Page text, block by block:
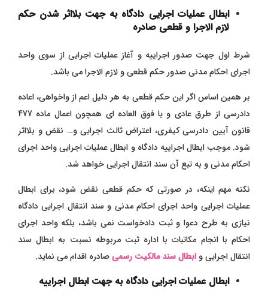
ابطال عملیات اجرایی دادگاه به جهت بلااثر شدن حکم
لازم الاجرا و قطعی صادره
شرط اول جهت صدور اجراییه و آغاز عملیات اجرایی از سوی واحد
اجرای احکام مدنی صدور حکم قطعی و لازم الاجرا می باشد.
بر همین اساس اگر این حکم قطعی به هر دلیل اعم از واخواهی، اعاده
دادرسی از طرق عادی و یا فوق العاده ای همچون اعمال ماده 477
قانون آیین دادرسی کیفری، اعتراض ثالث اجرایی و… نقض و بلااثر
شود. موجب ابطال اجراییه دادگاه و ابطال عملیات اجرایی واحد اجرای
احکام مدنی و به تبع آن سند انتقال اجرایی خواهد شد.
نکته مهم اینکه، در صورتی که حکم قطعی نقض شود، برای ابطال
عملیات اجرایی واحد اجرای احکام مدنی و سند انتقال اجرایی دادگاه
نیازی به طرح دعوا و ثبت دادخواست نمی باشد، بلکه واحد اجرای
احکام با انجام مکاتبات با اداره ثبت مربوطه نسبت به ابطال سند
انتقال اجرایی و ابطال سند مالکیت رسمیصادره اقدام می نماید.
ابطال عملیات اجرایی دادگاه به جهت ابطال اجراییه